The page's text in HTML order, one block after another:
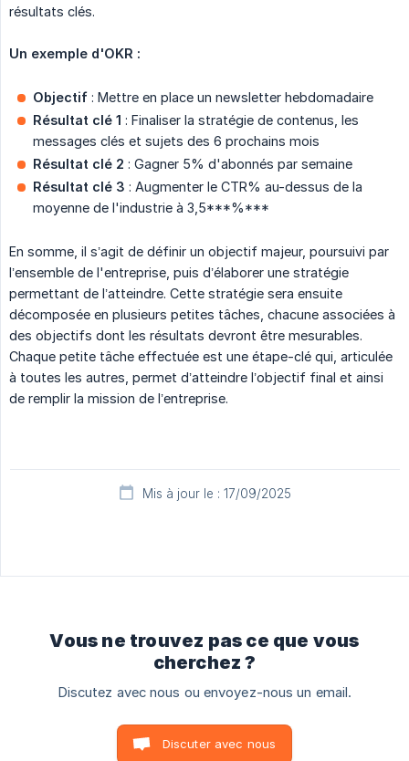
résultats clés.
Un exemple d'OKR :
Objectif : Mettre en place un newsletter hebdomadaire
Résultat clé 1 : Finaliser la stratégie de contenus, les
messages clés et sujets des 6 prochains mois
Résultat clé 2 : Gagner 5% d'abonnés par semaine
Résultat clé 3 : Augmenter le CTR% au-dessus de la
moyenne de l'industrie à 3,5***%***
En somme, il s’agit de définir un objectif majeur, poursuivi par
l’ensemble de l'entreprise, puis d’élaborer une stratégie
permettant de l’atteindre. Cette stratégie sera ensuite
décomposée en plusieurs petites tâches, chacune associées à
des objectifs dont les résultats devront être mesurables.
Chaque petite tâche effectuée est une étape-clé qui, articulée
à toutes les autres, permet d’atteindre l’objectif final et ainsi
de remplir la mission de l’entreprise.
Mis à jour le : 17/09/2025
Vous ne trouvez pas ce que vous
cherchez ?
Discutez avec nous ou envoyez-nous un email.
Discuter avec nous